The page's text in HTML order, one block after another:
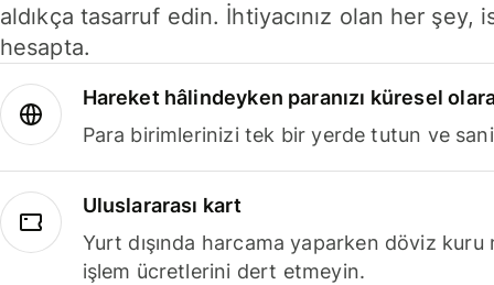
aldıkça tasarruf edin. İhtiyacınız olan her
hesapta.
Hareket hâlindeyken paranızı küresel
Para birimlerinizi tek bir yerde tutun ve
Uluslararası kart
Yurt dışında harcama yaparken döviz kuru
işlem ücretlerini dert etmeyin.